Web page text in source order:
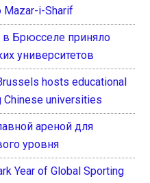
Mazar-i-Sharif
в Брюсселе приняло
университетов
hosts educational
universities
ареной для
уровня
Year of Global Sporting